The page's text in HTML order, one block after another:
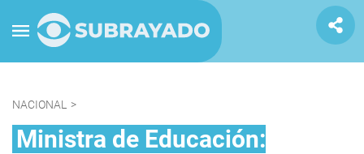
NACIONAL >
Ministra de Educación: